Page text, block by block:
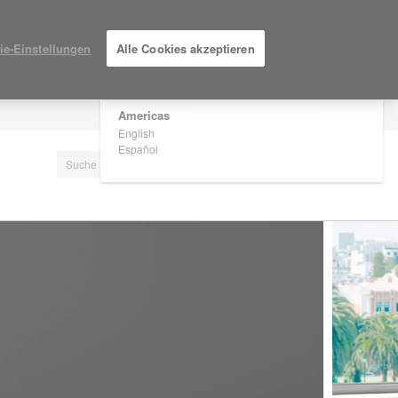
Are you in United States?
Americas
English
Español
Einstellungen Alle Cookies akzeptieren